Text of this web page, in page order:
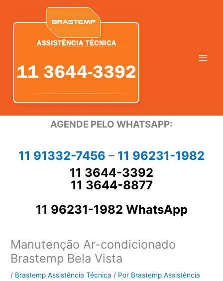
AGENDE PELO WHATSAPP:
11 91332-7456 – 11 96231-1982
11 3644-3392
11 3644-8877
11 96231-1982 WhatsApp
Manutenção Ar-condicionado
Brastemp Bela Vista
/ Brastemp Assistência Técnica / Por Brastemp Assistência